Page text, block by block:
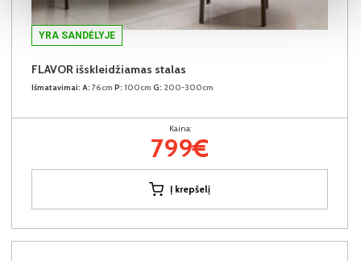
YRA SANDĖLYJE
FLAVOR išskleidžiamas stalas
Išmatavimai: A: 76cm P: 100cm G: 200-300cm
Kaina:
799€
Į krepšelį